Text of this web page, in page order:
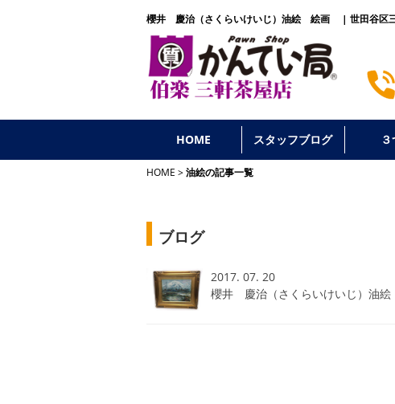
櫻井 慶治（さくらいけいじ）油絵 絵画 | 世田谷区三
HOME スタッフブログ
HOME 油絵の記事一覧
ブログ
2017. 07. 20
櫻井 慶治（さくらいけいじ）油